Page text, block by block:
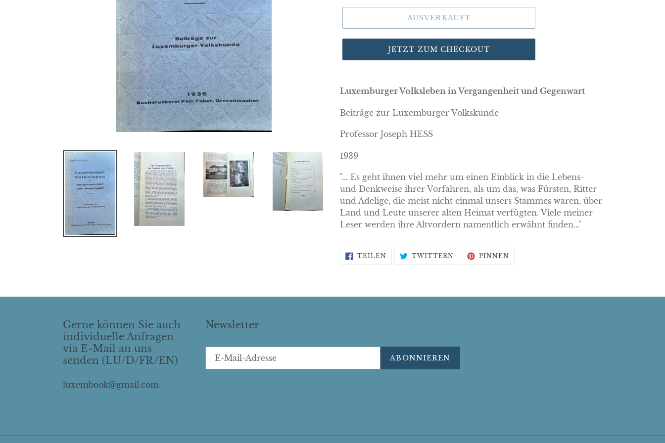
AUSVERKAUFT
JETZT ZUM CHECKOUT
Luxemburger Volksleben in Vergangenheit und Gegenwart
Beiträge zur Luxemburger Volkskunde
Professor Joseph HESS
1939
"... Es geht ihnen viel mehr um einen Einblick in die Lebens-
und Denkweise ihrer Vorfahren, als um das, was Fürsten, Ritter
und Adelige, die meist nicht einmal unsers Stammes waren, über
Land und Leute unserer alten Heimat verfügten. Viele meiner
Leser werden ihre Altvordern namentlich erwähnt finden..."
TEILENAUF
FACEBOOK
TWITTERN AUF
TWITTER
PINNEN
Gerne können Sie auch
individuelle Anfragen
via E-Mail an uns
senden (LU/D/FR/EN)
luxembook@gmail.com
Newsletter
ABONNIEREN